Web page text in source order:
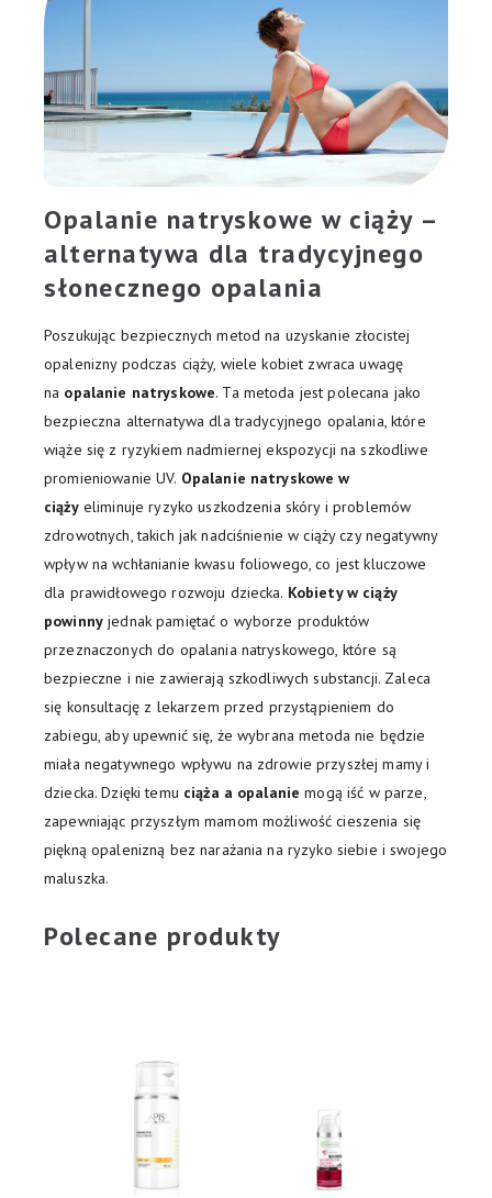
Opalanie natryskowe w ciąży –
alternatywa dla tradycyjnego
słonecznego opalania
Poszukując bezpiecznych metod na uzyskanie złocistej
opalenizny podczas ciąży, wiele kobiet zwraca uwagę
na opalanie natryskowe. Ta metoda jest polecana jako
bezpieczna alternatywa dla tradycyjnego opalania, które
wiąże się z ryzykiem nadmiernej ekspozycji na szkodliwe
promieniowanie UV. Opalanie natryskowe w
ciążyeliminuje ryzyko uszkodzenia skóry i problemów
zdrowotnych, takich jak nadciśnienie w ciąży czy negatywny
wpływ na wchłanianie kwasu foliowego, co jest kluczowe
dla prawidłowego rozwoju dziecka. Kobiety w ciąży
powinnyjednak pamiętać o wyborze produktów
przeznaczonych do opalania natryskowego, które są
bezpieczne i nie zawierają szkodliwych substancji. Zaleca
się konsultację z lekarzem przed przystąpieniem do
zabiegu, aby upewnić się, że wybrana metoda nie będzie
miała negatywnego wpływu na zdrowie przyszłej mamy i
dziecka. Dzięki temu ciąża a opalanie mogą iść w parze,
zapewniając przyszłym mamom możliwość cieszenia się
piękną opalenizną bez narażania na ryzyko siebie i swojego
maluszka.
Polecane produkty